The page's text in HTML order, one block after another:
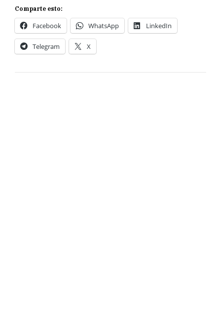
Comparte esto:
Facebook WhatsApp LinkedIn
Telegram X